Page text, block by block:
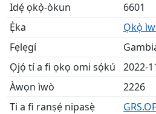
Idẹ́ ọkọ̀-òkun
6601
Ẹ̀ka
Ọkọ̀
Fẹlẹgí
Ọjọ́ tí a fi ọkọ omi sọ́kú
2022-
Àwọn ìwò
2226
Ti a fi ranṣẹ́ nipasẹ̀